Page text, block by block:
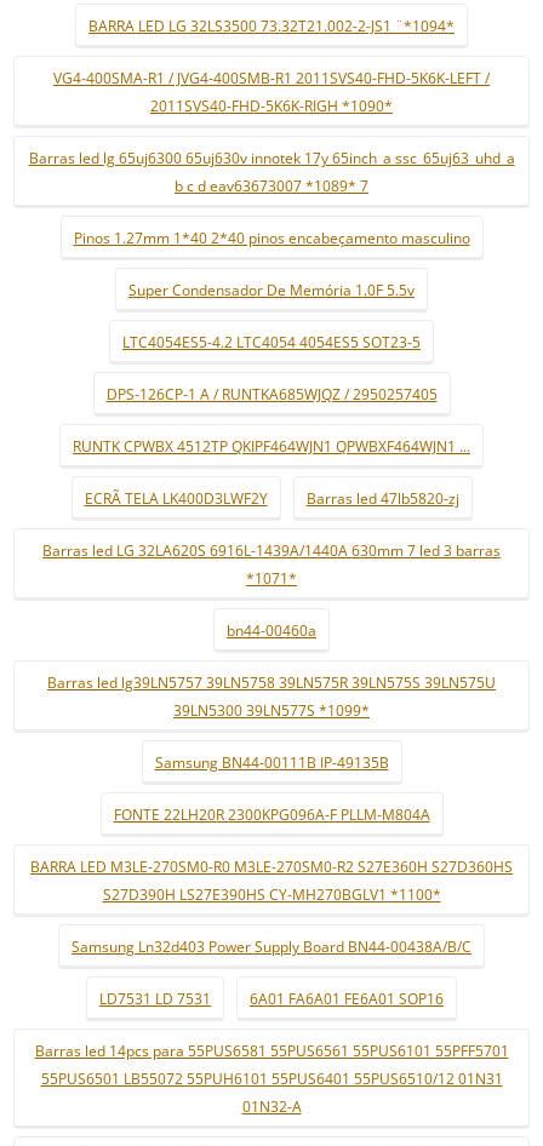
BARRA LED LG 32LS3500 73.32T21.002-2-JS1 ¨*1094*
VG4-400SMA-R1 / JVG4-400SMB-R1 2011SVS40-FHD-5K6K-LEFT /
2011SVS40-FHD-5K6K-RIGH *1090*
Barras led lg 65uj6300 65uj630v innotek 17y 65inch_a ssc_65uj63_uhd_a
b c d eav63673007 *1089* 7
Pinos 1.27mm 1*40 2*40 pinos encabeçamento masculino
Super Condensador De Memória 1.0F 5.5v
LTC4054ES5-4.2 LTC4054 4054ES5 SOT23-5
DPS-126CP-1 A / RUNTKA685WJQZ / 2950257405
RUNTK CPWBX 4512TP QKIPF464WJN1 QPWBXF464WJN1 ...
ECRÃ TELA LK400D3LWF2Y Barras led 47lb5820-zj
Barras led LG 32LA620S 6916L-1439A/1440A 630mm 7 led 3 barras
*1071*
bn44-00460a
Barras led lg39LN5757 39LN5758 39LN575R 39LN575S 39LN575U
39LN5300 39LN577S *1099*
Samsung BN44-00111B IP-49135B
FONTE 22LH20R 2300KPG096A-F PLLM-M804A
BARRA LED M3LE-270SM0-R0 M3LE-270SM0-R2 S27E360H S27D360HS
S27D390H LS27E390HS CY-MH270BGLV1 *1100*
Samsung Ln32d403 Power Supply Board BN44-00438A/B/C
LD7531 LD 7531 6A01 FA6A01 FE6A01 SOP16
Barras led 14pcs para 55PUS6581 55PUS6561 55PUS6101 55PFF5701
55PUS6501 LB55072 55PUH6101 55PUS6401 55PUS6510/12 01N31
01N32-A